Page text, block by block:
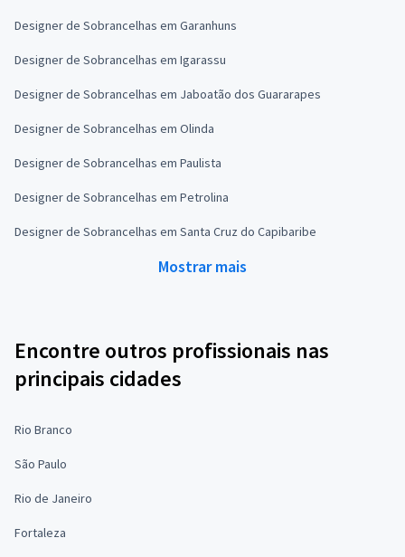
Designer de Sobrancelhas em Garanhuns
Designer de Sobrancelhas em Igarassu
Designer de Sobrancelhas em Jaboatão dos Guararapes
Designer de Sobrancelhas em Olinda
Designer de Sobrancelhas em Paulista
Designer de Sobrancelhas em Petrolina
Designer de Sobrancelhas em Santa Cruz do Capibaribe
Mostrar mais
Encontre outros profissionais nas
principais cidades
Rio Branco
São Paulo
Rio de Janeiro
Fortaleza